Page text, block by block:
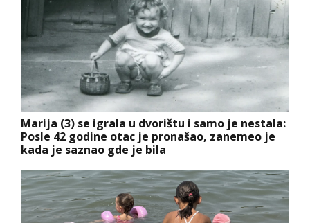
Marija (3) se igrala u dvorištu i samo je nestala:
Posle 42 godine otac je pronašao, zanemeo je
kada je saznao gde je bila